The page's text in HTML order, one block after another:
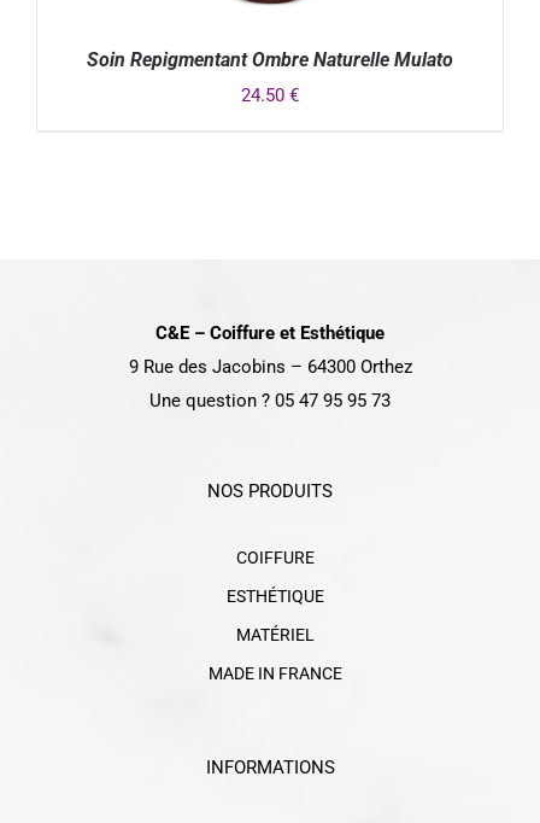
Soin Repigmentant Ombre Naturelle Mulato
24.50 €
C&E – Coiffure et Esthétique
9 Rue des Jacobins – 64300 Orthez
Une question ? 05 47 95 95 73
NOS PRODUITS
COIFFURE
ESTHÉTIQUE
MATÉRIEL
MADE IN FRANCE
INFORMATIONS